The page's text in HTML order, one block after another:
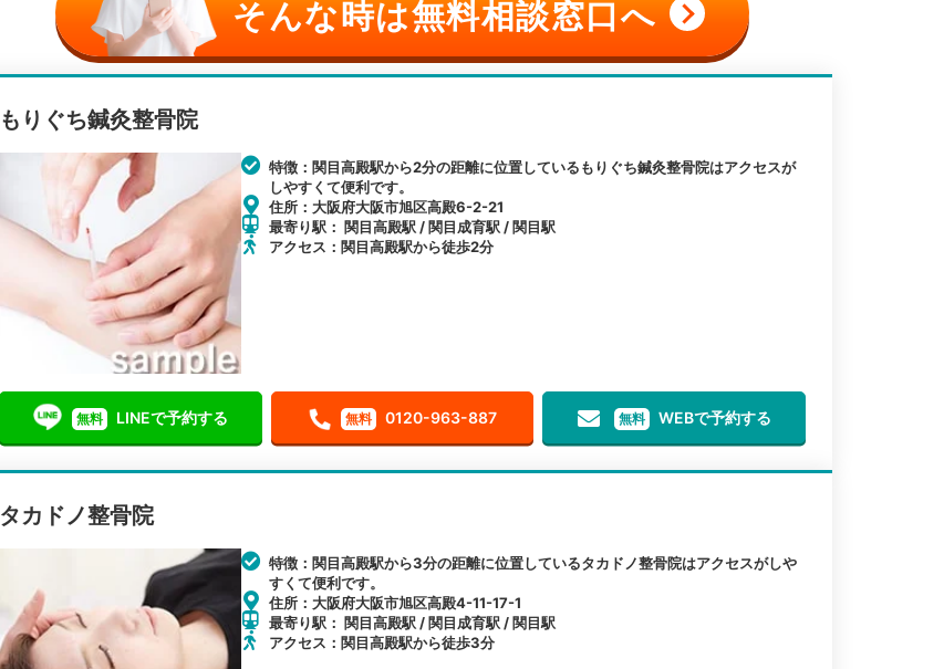
そんな時は無料相談窓口へ
もりぐち鍼灸整骨院
特徴：関目高殿駅から2分の距離に位置しているもりぐち鍼灸整骨院はアクセスが
しやすくて便利です。
住所：大阪府大阪市旭区高殿6-2-21
最寄り駅： 関目高殿駅 / 関目成育駅 / 関目駅
アクセス：関目高殿駅から徒歩2分
無料 LINEで予約する 無料 0120-963-887 無料 WEBで予約する
タカドノ整骨院
特徴：関目高殿駅から3分の距離に位置しているタカドノ整骨院はアクセスがしや
すくて便利です。
住所：大阪府大阪市旭区高殿4-11-17-1
最寄り駅： 関目高殿駅 / 関目成育駅 / 関目駅
アクセス：関目高殿駅から徒歩3分